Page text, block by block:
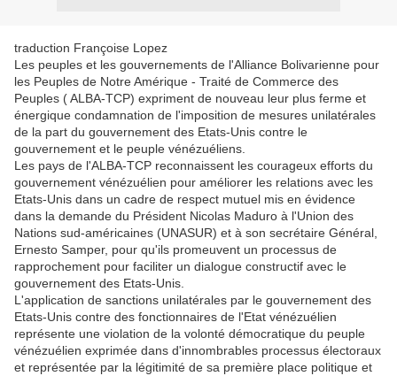
traduction Françoise Lopez
Les peuples et les gouvernements de l'Alliance Bolivarienne pour
les Peuples de Notre Amérique - Traité de Commerce des
Peuples ( ALBA-TCP) expriment de nouveau leur plus ferme et
énergique condamnation de l'imposition de mesures unilatérales
de la part du gouvernement des Etats-Unis contre le
gouvernement et le peuple vénézuéliens.
Les pays de l'ALBA-TCP reconnaissent les courageux efforts du
gouvernement vénézuélien pour améliorer les relations avec les
Etats-Unis dans un cadre de respect mutuel mis en évidence
dans la demande du Président Nicolas Maduro à l'Union des
Nations sud-américaines (UNASUR) et à son secrétaire Général,
Ernesto Samper, pour qu'ils promeuvent un processus de
rapprochement pour faciliter un dialogue constructif avec le
gouvernement des Etats-Unis.
L'application de sanctions unilatérales par le gouvernement des
Etats-Unis contre des fonctionnaires de l'Etat vénézuélien
représente une violation de la volonté démocratique du peuple
vénézuélien exprimée dans d'innombrables processus électoraux
et représentée par la légitimité de sa première place politique et